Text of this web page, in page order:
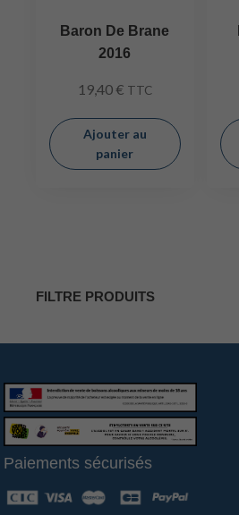
Baron De Brane
2016
19,40 € TTC
Ajouter au
panier
FILTRE PRODUITS
Paiements sécurisés